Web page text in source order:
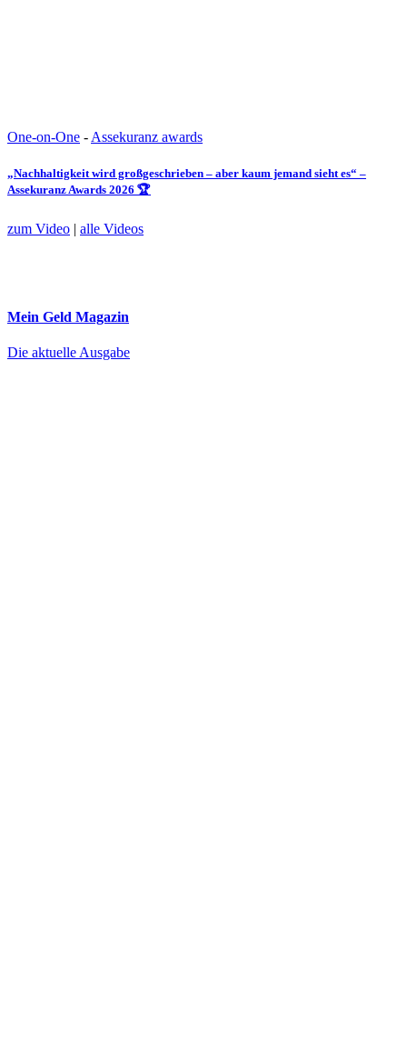
One-on-One - Assekuranz awards
„Nachhaltigkeit wird großgeschrieben – aber kaum jemand sieht es“ –
Assekuranz Awards 2026 🏆
zum Video | alle Videos
Mein Geld Magazin
Die aktuelle Ausgabe